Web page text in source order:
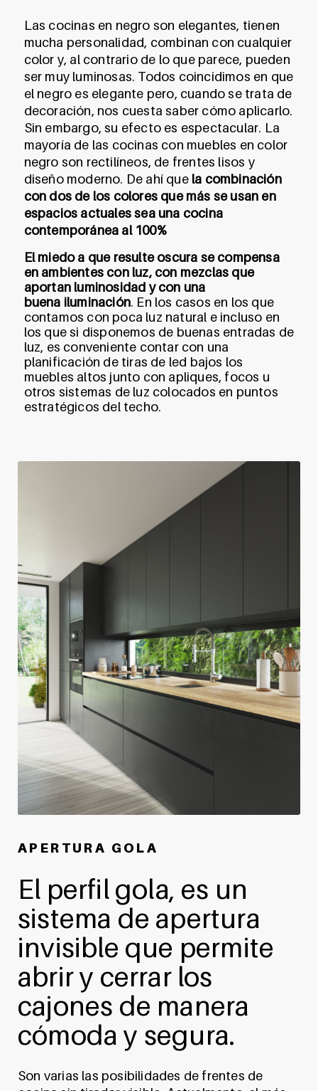
Las cocinas en negro son elegantes, tienen
mucha personalidad, combinan con cualquier
color y, al contrario de lo que parece, pueden
ser muy luminosas. Todos coincidimos en que
el negro es elegante pero, cuando se trata de
decoración, nos cuesta saber cómo aplicarlo.
Sin embargo, su efecto es espectacular. La
mayoría de las cocinas con muebles en color
negro son rectilíneos, de frentes lisos y
diseño moderno. De ahí que la combinación
con dos de los colores que más se usan en
espacios actuales sea una cocina
contemporánea al 100%
El miedo a que resulte oscura se compensa
en ambientes con luz, con mezclas que
aportan luminosidad y con una
buena iluminación. En los casos en los que
contamos con poca luz natural e incluso en
los que si disponemos de buenas entradas de
luz, es conveniente contar con una
planificación de tiras de led bajos los
muebles altos junto con apliques, focos u
otros sistemas de luz colocados en puntos
estratégicos del techo.
A P E R T U R A G O L A
El perfil gola, es un
sistema de apertura
invisible que permite
abrir y cerrar los
cajones de manera
cómoda y segura.
Son varias las posibilidades de frentes de